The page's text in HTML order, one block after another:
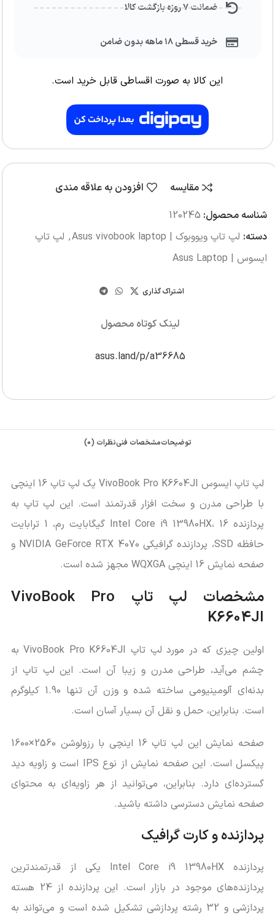
ضمانت ۷ روزه بازگشت کالا
خرید قسطی ۱۸ ماهه بدون ضامن
این کالا به صورت اقساطی قابل خرید است.
مقایسه
افزودن به علاقه مندی
شناسه محصول: 120245
دسته: لپ تاپ ویووبوک | Asus vivobook laptop , لپ تاپ
ایسوس | Asus Laptop
اشتراک گذاری
لینک کوتاه محصول
asus.land/p/a36685
توضیحاتمشخصات فنینظرات (0)
لپ تاپ ایسوس VivoBook Pro K6604JI یک لپ تاپ 16 اینچی
با طراحی مدرن و سخت افزار قدرتمند است. این لپ تاپ به
پردازنده Intel Core i9 13980HX، 16 گیگابایت رم، 1 ترابایت
حافظه SSD، پردازنده گرافیکی NVIDIA GeForce RTX 4070 و
صفحه نمایش 16 اینچی WQXGA مجهز شده است.
مشخصات لپ تاپ VivoBook Pro
K6604JI
اولین چیزی که در مورد لپ تاپ VivoBook Pro K6604JI به
چشم می‌آید، طراحی مدرن و زیبا آن است. این لپ تاپ از
بدنه‌ای آلومینیومی ساخته شده و وزن آن تنها 1.90 کیلوگرم
است. بنابراین، حمل و نقل آن بسیار آسان است.
صفحه نمایش این لپ تاپ 16 اینچی با رزولوشن 2560×1600
پیکسل است. این صفحه نمایش از نوع IPS است و زاویه دید
گسترده‌ای دارد. بنابراین، می‌توانید از هر زاویه‌ای به محتوای
صفحه نمایش دسترسی داشته باشید.
پردازنده و کارت گرافیک
پردازنده Intel Core i9 13980HX یکی از قدرتمندترین
پردازنده‌های موجود در بازار است. این پردازنده از 24 هسته
پردازشی و 32 رشته پردازشی تشکیل شده است و می‌تواند به